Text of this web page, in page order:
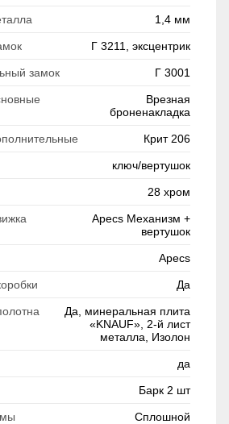
1,4 мм
Г 3211, эксцентрик
замок Г 3001
Врезная
броненакладка
Крит 206
ключ/вертушок
28 хром
Apecs Механизм +
вертушок
Apecs
Да
Да, минеральная плита
«KNAUF», 2-й лист
металла, Изолон
да
Барк 2 шт
Сплошной